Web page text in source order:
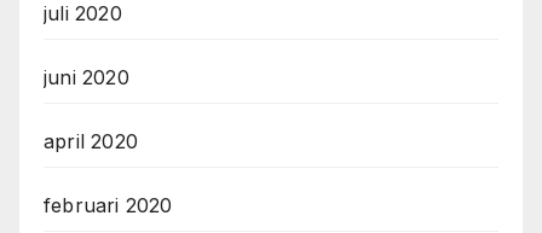
juli 2020
juni 2020
april 2020
februari 2020